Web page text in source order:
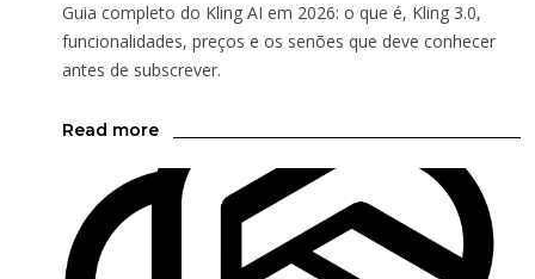
Guia completo do Kling AI em 2026: o que é, Kling 3.0,
funcionalidades, preços e os senões que deve conhecer
antes de subscrever.
Read more